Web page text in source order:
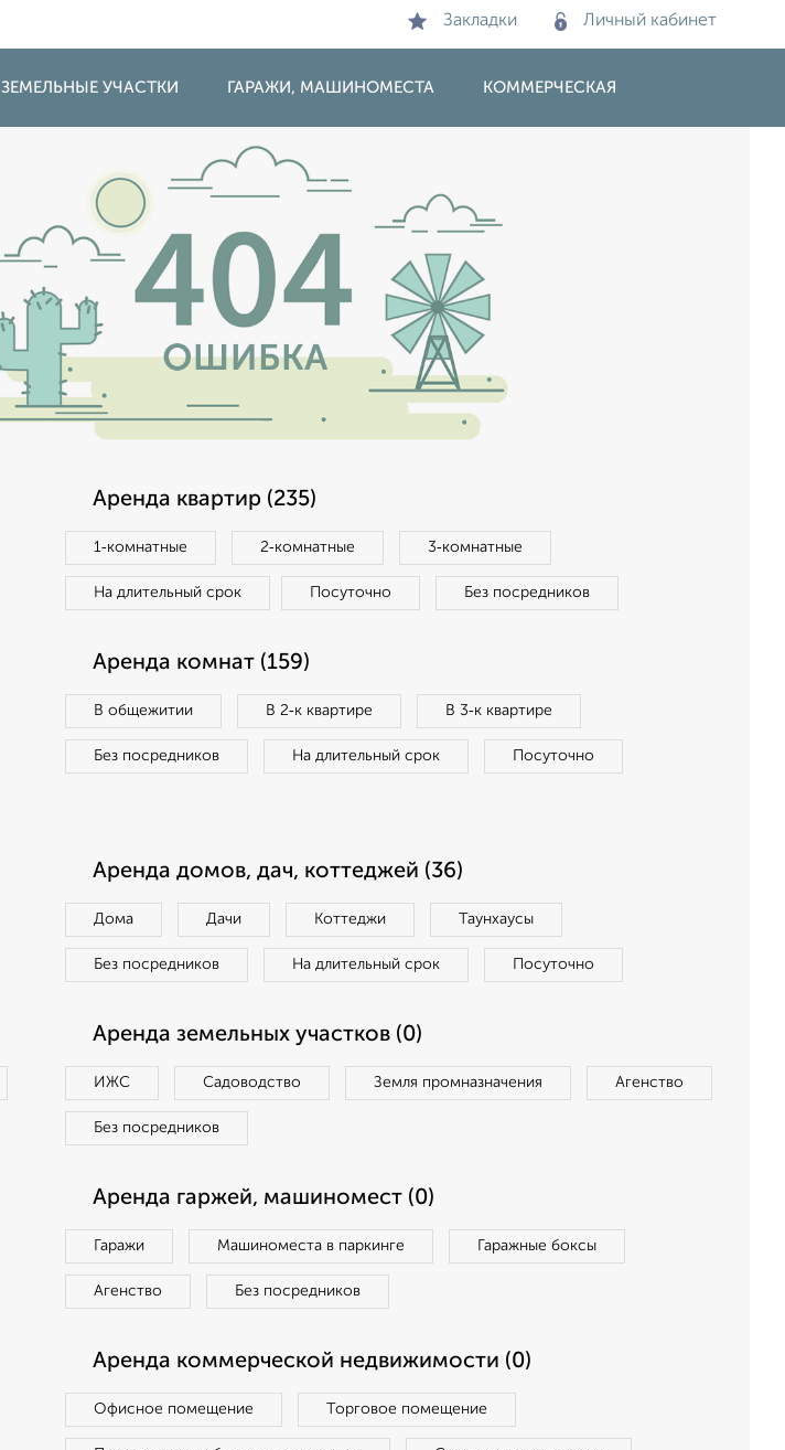
Закладки Личный кабинет
ЗЕМЕЛЬНЫЕ УЧАСТКИ ГАРАЖИ, МАШИНОМЕСТА КОММЕРЧЕСКАЯ
Аренда квартир (235)
1‑комнатные 2‑комнатные 3‑комнатные
На длительный срок Посуточно Без посредников
Аренда комнат (159)
В общежитии В 2‑к квартире В 3‑к квартире
Без посредников На длительный срок Посуточно
Аренда домов, дач, коттеджей (36)
Дома Дачи Коттеджи Таунхаусы
Без посредников На длительный срок Посуточно
Аренда земельных участков (0)
ИЖС Садоводство Земля промназначения Агенство
Без посредников
Аренда гаржей, машиномест (0)
Гаражи Машиноместа в паркинге Гаражные боксы
Агенство Без посредников
Аренда коммерческой недвижимости (0)
Офисное помещение Торговое помещение